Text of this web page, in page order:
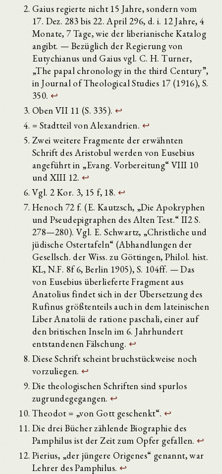
Gaius regierte nicht 15 Jahre, sondern vom
17. Dez. 283 bis 22. April 296, d. i. 12 Jahre, 4
Monate, 7 Tage, wie der liberianische Katalog
angibt. — Bezüglich der Regierung von
Eutychianus und Gaius vgl. C. H. Turner,
„The papal chronology in the third Century”,
in Journal of Theological Studies 17 (1916), S.
350. ↩
Oben VII 11 (S. 335). ↩
= Stadtteil von Alexandrien. ↩
Zwei weitere Fragmente der erwähnten
Schrift des Aristobul werden von Eusebius
angeführt in „Evang. Vorbereitung“ VIII 10
und XIII 12.↩
Vgl. 2 Kor. 3, 15 f, 18. ↩
Henoch 72 f. (E. Kautzsch, „Die Apokryphen
und Pseudepigraphen des Alten Test.“ II2 S.
278—280). Vgl. E. Schwartz, „Christliche und
jüdische Ostertafeln“ (Abhandlungen der
Gesellsch. der Wiss. zu Göttingen, Philol. hist.
KL, N.F. 8f 6, Berlin 1905), S. 104ff. — Das
von Eusebius überlieferte Fragment aus
Anatolius findet sich in der Übersetzung des
Rufinus größtenteils auch in dem lateinischen
Liber Anatolii de ratione paschali, einer auf
den britischen Inseln im 6. Jahrhundert
entstandenen Fälschung. ↩
Diese Schrift scheint bruchstückweise noch
vorzuliegen.↩
Die theologischen Schriften sind spurlos
zugrundegegangen. ↩
Theodot = „von Gott geschenkt“. ↩
Die drei Bücher zählende Biographie des
Pamphilus ist der Zeit zum Opfer gefallen. ↩
Pierius, „der jüngere Origenes“ genannt, war
Lehrer des Pamphilus. ↩